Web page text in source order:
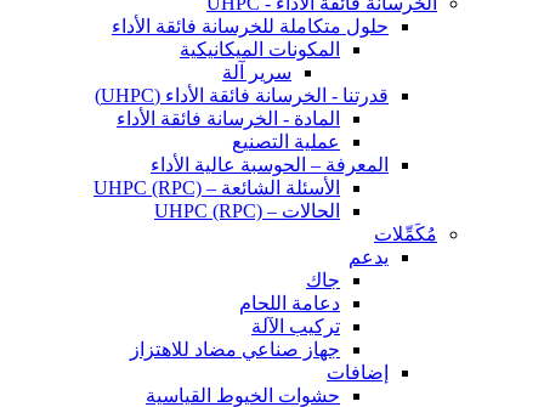
حلول متكاملة للخرسانة فائقة الأداء
المكونات الميكانيكية
سرير آلة
قدرتنا - الخرسانة فائقة الأداء (UHPC)
المادة - الخرسانة فائقة الأداء
عملية التصنيع
المعرفة – الحوسبة عالية الأداء
الأسئلة الشائعة – UHPC (RPC)
الحالات – UHPC (RPC)
مُكَمِّلات
يدعم
جاك
دعامة اللحام
تركيب الآلة
جهاز صناعي مضاد للاهتزاز
إضافات
حشوات الخيوط القياسية